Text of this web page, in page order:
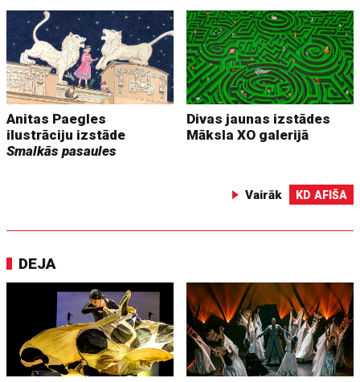
Anitas Paegles
ilustrāciju izstāde
Smalkās pasaules
Divas jaunas izstādes
Māksla XO galerijā
Vairāk KD AFIŠA
DEJA